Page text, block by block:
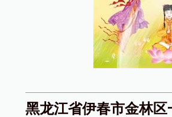
黑龙江省伊春市金林